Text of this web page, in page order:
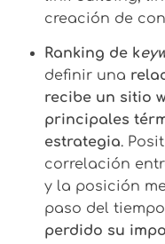
creación de
Ranking de k
definir una
recibe un sitio
principales
estrategia.
correlación
y la posición
paso del
perdido su